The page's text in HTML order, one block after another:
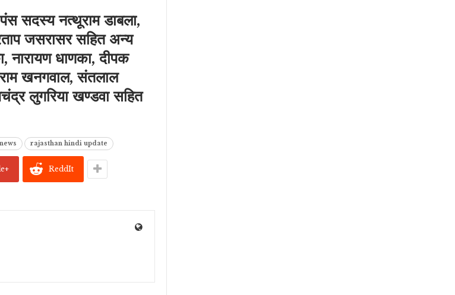
सदस्य नत्थूराम डाबला,
जसरासर सहित अन्य
नारायण धाणका, दीपक
खनगवाल, संतलाल
लुगरिया खण्डवा सहित
rajasthan hindi update
ReddIt